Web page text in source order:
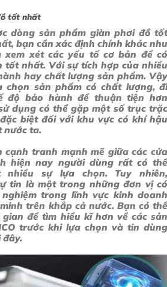
tốt nhất
dòng sản phẩm giàn phơi đồ tốt
bạn cần xác định chính khác nhu
xem xét các yếu tố cơ bản để có
tốt nhất. Với sự tích hợp của nhiều
hay chất lượng sản phẩm. Vậy
chọn sản phẩm có chất lượng, đi
độ bảo hành để thuận tiện hơn
dụng có thể gặp một số trục trặc
biệt đối với khu vực có khí hậu
nước ta.
cạnh tranh mạnh mẽ giữa các cửa
hiện nay người dùng rất có thể
sự lựa chọn. Tuy nhiên,
tin là một trong những đơn vị có
trong lĩnh vực kinh doanh
trên khắp cả nước. Bạn có thể
để tìm hiểu kĩ hơn về các sản
trước khi lựa chọn và tin dùng
đây.